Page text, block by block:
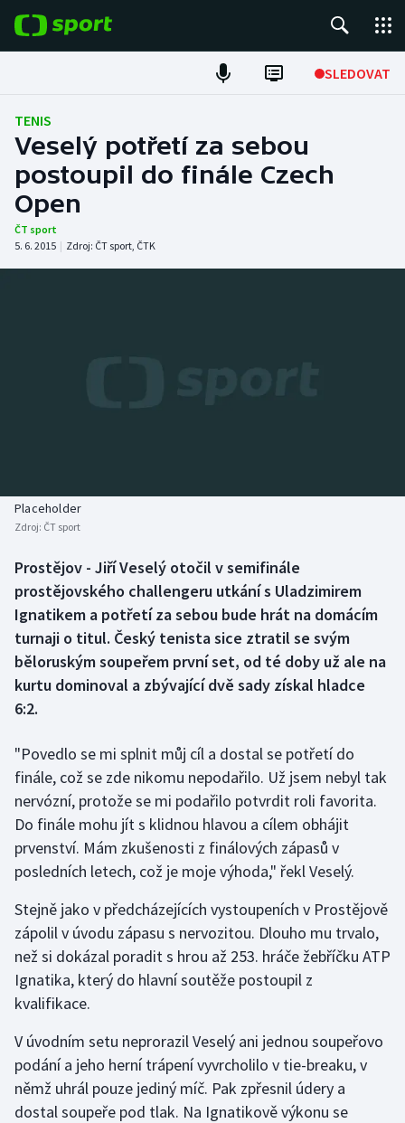
SLEDOVAT
Fotbal
Hokej
Tenis
Atletika
Biatlon
Box
Curling
Dostihy
Futsal
Golf
Gymnastika
Jezdectví
Judo
Lezení
Lyže a snowboard
Aplikace ČT sport
TENIS
Veselý potřetí za sebou
postoupil do finále Czech
Open
ČT sport
5. 6. 2015 | Zdroj: ČT sport, ČTK
Placeholder
Zdroj: ČT sport
Prostějov - Jiří Veselý otočil v semifinále
prostějovského challengeru utkání s Uladzimirem
Ignatikem a potřetí za sebou bude hrát na domácím
turnaji o titul. Český tenista sice ztratil se svým
běloruským soupeřem první set, od té doby už ale na
kurtu dominoval a zbývající dvě sady získal hladce
6:2.
"Povedlo se mi splnit můj cíl a dostal se potřetí do
finále, což se zde nikomu nepodařilo. Už jsem nebyl tak
nervózní, protože se mi podařilo potvrdit roli favorita.
Do finále mohu jít s klidnou hlavou a cílem obhájit
prvenství. Mám zkušenosti z finálových zápasů v
posledních letech, což je moje výhoda," řekl Veselý.
Stejně jako v předcházejících vystoupeních v Prostějově
zápolil v úvodu zápasu s nervozitou. Dlouho mu trvalo,
než si dokázal poradit s hrou až 253. hráče žebříčku ATP
Ignatika, který do hlavní soutěže postoupil z
kvalifikace.
V úvodním setu neprorazil Veselý ani jednou soupeřovo
podání a jeho herní trápení vyvrcholilo v tie-breaku, v
němž uhrál pouze jediný míč. Pak zpřesnil údery a
dostal soupeře pod tlak. Na Ignatikově výkonu se